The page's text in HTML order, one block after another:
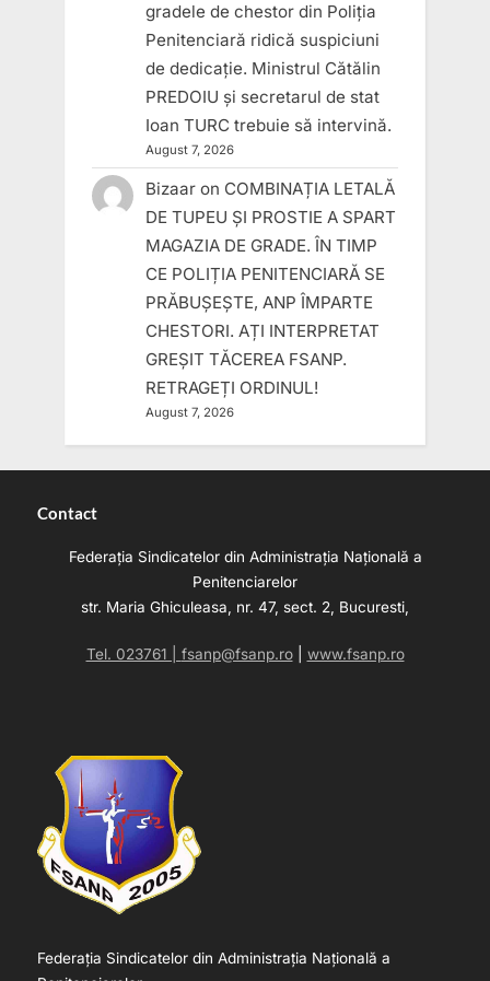
gradele de chestor din Poliția
Penitenciară ridică suspiciuni
de dedicație. Ministrul Cătălin
PREDOIU și secretarul de stat
Ioan TURC trebuie să intervină.
August 7, 2026
Bizaar on COMBINAȚIA LETALĂ
DE TUPEU ȘI PROSTIE A SPART
MAGAZIA DE GRADE. ÎN TIMP
CE POLIȚIA PENITENCIARĂ SE
PRĂBUȘEȘTE, ANP ÎMPARTE
CHESTORI. AȚI INTERPRETAT
GREȘIT TĂCEREA FSANP.
RETRAGEȚI ORDINUL!
August 7, 2026
Contact
Federația Sindicatelor din Administrația Națională a
Penitenciarelor
str. Maria Ghiculeasa, nr. 47, sect. 2, Bucuresti,
Tel. 023761 | fsanp@fsanp.ro| www.fsanp.ro
Federația Sindicatelor din Administrația Națională a